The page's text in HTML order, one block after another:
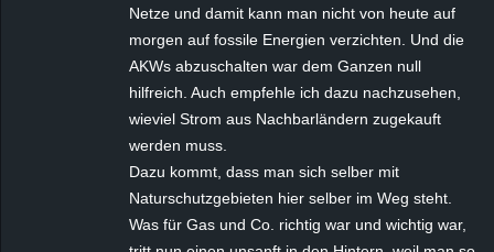
Netze und damit kann man nicht von heute auf
morgen auf fossile Energien verzichten. Und die
AKWs abzuschalten war dem Ganzen null
hilfreich. Auch empfehle ich dazu nachzusehen,
wieviel Strom aus Nachbarländern zugekauft
werden muss.
Dazu kommt, dass man sich selber mit
Naturschutzgebieten hier selber im Weg steht.
Was für Gas und Co. richtig war und wichtig war,